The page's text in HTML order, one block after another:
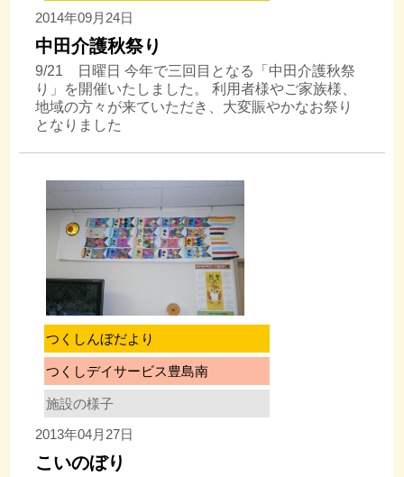
2014年09月24日
中田介護秋祭り
9/21 日曜日 今年で三回目となる「中田介護秋祭
り」を開催いたしました。 利用者様やご家族様、
地域の方々が来ていただき、大変賑やかなお祭り
となりました
つくしんぼだより
つくしデイサービス豊島南
施設の様子
2013年04月27日
こいのぼり